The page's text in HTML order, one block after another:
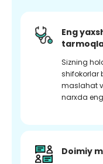
Eng
Sizning
shifokorlar
maslahat
narxda
Doimiy